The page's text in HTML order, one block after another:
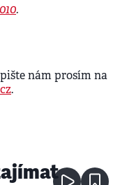
.
nám prosím na
.